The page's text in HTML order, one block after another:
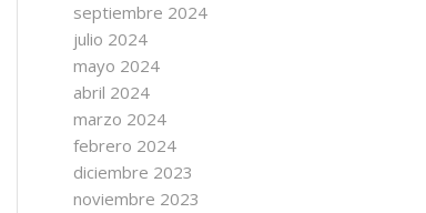
septiembre 2024
julio 2024
mayo 2024
abril 2024
marzo 2024
febrero 2024
diciembre 2023
noviembre 2023